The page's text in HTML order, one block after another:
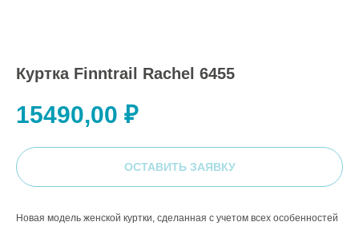
Куртка Finntrail Rachel 6455
15490,00 ₽
ОСТАВИТЬ ЗАЯВКУ
Новая модель женской куртки, сделанная с учетом всех особенностей